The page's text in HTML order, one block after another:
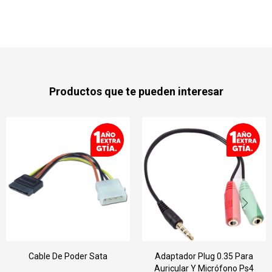
Productos que te pueden interesar
Adaptador Plug 0.35 Para
Cable Adaptador De
Metroolex A 2